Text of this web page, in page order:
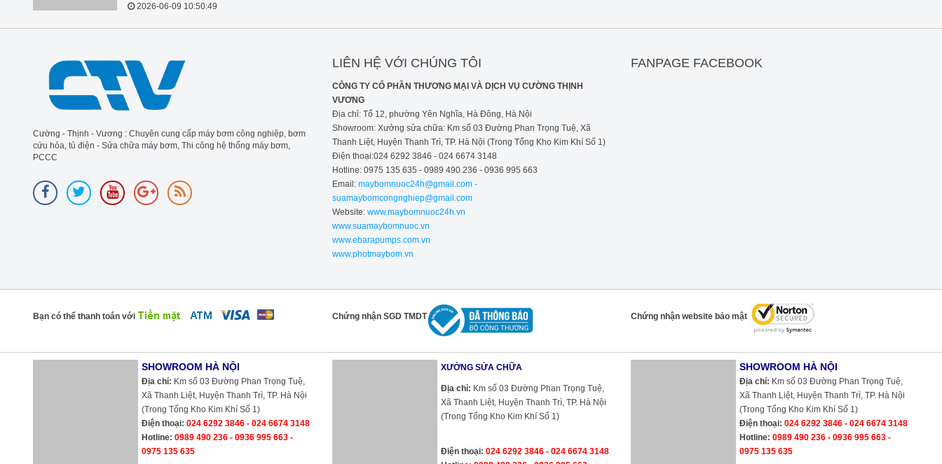
Cường - Thịnh - Vương : Chuyên cung cấp máy bơm công nghiệp, bơm
cứu hỏa, tủ điện - Sửa chữa máy bơm, Thi công hệ thống máy bơm,
PCCC
LIÊN HỆ VỚI CHÚNG TÔI
CÔNG TY CỔ PHẦN THƯƠNG MẠI VÀ DỊCH VỤ CƯỜNG THỊNH
VƯƠNG
Địa chỉ: Tổ 12, phường Yên Nghĩa, Hà Đông, Hà Nội
Showroom: Xưởng sửa chữa: Km số 03 Đường Phan Trọng Tuệ, Xã
Thanh Liệt, Huyện Thanh Trì, TP. Hà Nội (Trong Tổng Kho Kim Khí Số 1)
Điện thoại:024 6292 3846 - 024 6674 3148
Hotline: 0975 135 635 - 0989 490 236 - 0936 995 663
Email: maybomnuoc24h@gmail.com -
suamaybomcongnghiep@gmail.com
Website:www.maybomnuoc24h.vn
www.suamaybomnuoc.vn
www.ebarapumps.com.vn
www.photmaybom.vn
FANPAGE FACEBOOK
Bạn có thể thanh toán với Chứng nhận SGD TMDT Chứng nhận website bảo mật
SHOWROOM HÀ NỘI
Địa chỉ: Km số 03 Đường Phan Trọng Tuệ,
Xã Thanh Liệt, Huyện Thanh Trì, TP. Hà Nội
(Trong Tổng Kho Kim Khí Số 1)
Điện thoại: 024 6292 3846 - 024 6674 3148
Hotline: 0989 490 236 - 0936 995 663 -
0975 135 635
XƯỞNG SỬA CHỮA
Địa chỉ: Km số 03 Đường Phan Trọng Tuệ,
Xã Thanh Liệt, Huyện Thanh Trì, TP. Hà Nội
(Trong Tổng Kho Kim Khí Số 1)
Điện thoại: 024 6292 3846 - 024 6674 3148
SHOWROOM HÀ NỘI
Địa chỉ: Km số 03 Đường Phan Trọng Tuệ,
Xã Thanh Liệt, Huyện Thanh Trì, TP. Hà Nội
(Trong Tổng Kho Kim Khí Số 1)
Điện thoại: 024 6292 3846 - 024 6674 3148
Hotline: 0989 490 236 - 0936 995 663 -
0975 135 635